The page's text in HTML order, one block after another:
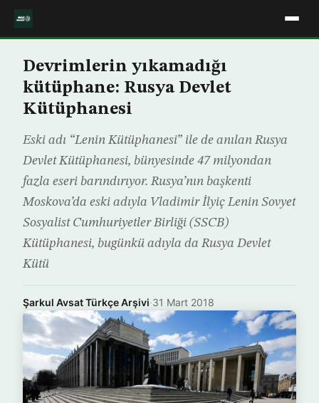
Devrimlerin yıkamadığı
kütüphane: Rusya Devlet
Kütüphanesi
Eski adı “Lenin Kütüphanesi” ile de anılan Rusya
Devlet Kütüphanesi, bünyesinde 47 milyondan
fazla eseri barındırıyor. Rusya’nın başkenti
Moskova’da eski adıyla Vladimir İlyiç Lenin Sovyet
Sosyalist Cumhuriyetler Birliği (SSCB)
Kütüphanesi, bugünkü adıyla da Rusya Devlet
Kütü
Şarkul Avsat Türkçe Arşivi·31 Mart 2018